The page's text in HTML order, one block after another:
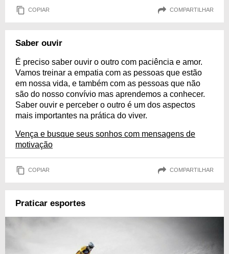
COPIAR COMPARTILHAR
Saber ouvir
É preciso saber ouvir o outro com paciência e amor.
Vamos treinar a empatia com as pessoas que estão
em nossa vida, e também com as pessoas que não
são do nosso convívio mas aprendemos a conhecer.
Saber ouvir e perceber o outro é um dos aspectos
mais importantes na prática do viver.
Vença e busque seus sonhos com mensagens de
motivação
COPIAR COMPARTILHAR
Praticar esportes